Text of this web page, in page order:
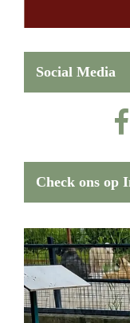
Social Media
Check ons op